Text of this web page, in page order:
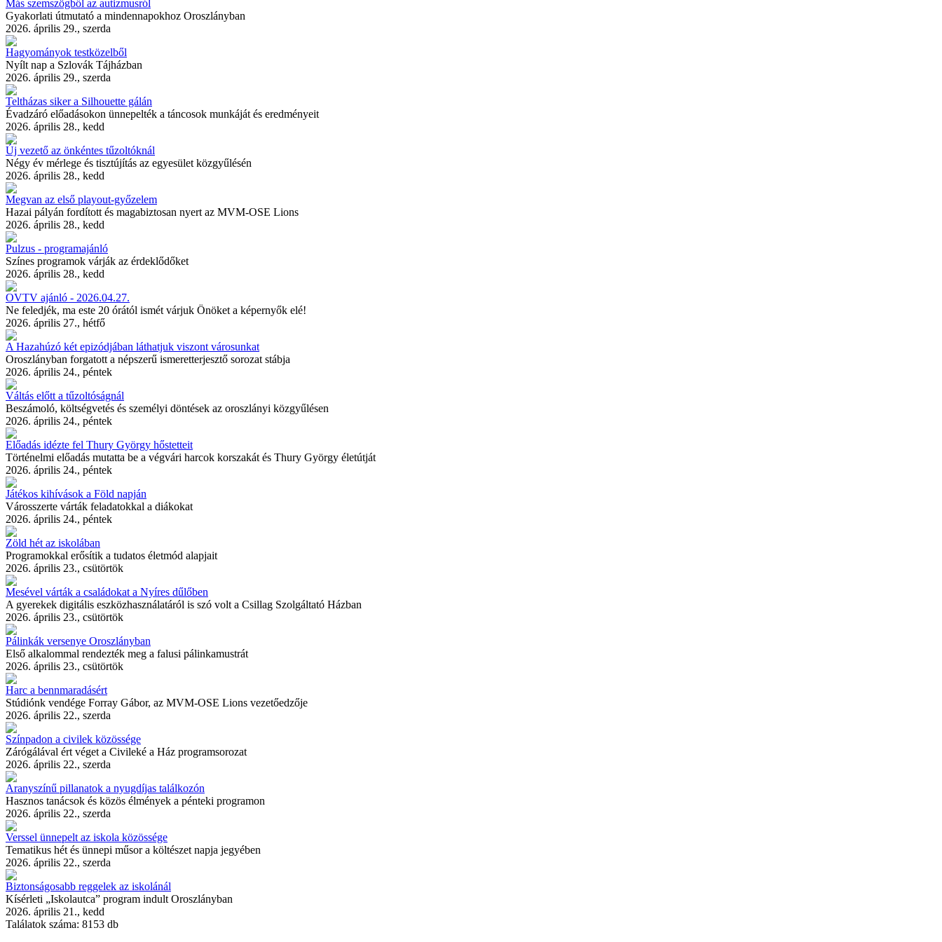
Más szemszögből az autizmusról
Gyakorlati útmutató a mindennapokhoz Oroszlányban
2026. április 29., szerda
Hagyományok testközelből
Nyílt nap a Szlovák Tájházban
2026. április 29., szerda
Teltházas siker a Silhouette gálán
Évadzáró előadásokon ünnepelték a táncosok munkáját és eredményeit
2026. április 28., kedd
Új vezető az önkéntes tűzoltóknál
Négy év mérlege és tisztújítás az egyesület közgyűlésén
2026. április 28., kedd
Megvan az első playout-győzelem
Hazai pályán fordított és magabiztosan nyert az MVM-OSE Lions
2026. április 28., kedd
Pulzus - programajánló
Színes programok várják az érdeklődőket
2026. április 28., kedd
OVTV ajánló - 2026.04.27.
Ne feledjék, ma este 20 órától ismét várjuk Önöket a képernyők elé!
2026. április 27., hétfő
A Hazahúzó két epizódjában láthatjuk viszont városunkat
Oroszlányban forgatott a népszerű ismeretterjesztő sorozat stábja
2026. április 24., péntek
Váltás előtt a tűzoltóságnál
Beszámoló, költségvetés és személyi döntések az oroszlányi közgyűlésen
2026. április 24., péntek
Előadás idézte fel Thury György hőstetteit
Történelmi előadás mutatta be a végvári harcok korszakát és Thury György életútját
2026. április 24., péntek
Játékos kihívások a Föld napján
Városszerte várták feladatokkal a diákokat
2026. április 24., péntek
Zöld hét az iskolában
Programokkal erősítik a tudatos életmód alapjait
2026. április 23., csütörtök
Mesével várták a családokat a Nyíres dűlőben
A gyerekek digitális eszközhasználatáról is szó volt a Csillag Szolgáltató Házban
2026. április 23., csütörtök
Pálinkák versenye Oroszlányban
Első alkalommal rendezték meg a falusi pálinkamustrát
2026. április 23., csütörtök
Harc a bennmaradásért
Stúdiónk vendége Forray Gábor, az MVM-OSE Lions vezetőedzője
2026. április 22., szerda
Színpadon a civilek közössége
Zárógálával ért véget a Civileké a Ház programsorozat
2026. április 22., szerda
Aranyszínű pillanatok a nyugdíjas találkozón
Hasznos tanácsok és közös élmények a pénteki programon
2026. április 22., szerda
Verssel ünnepelt az iskola közössége
Tematikus hét és ünnepi műsor a költészet napja jegyében
2026. április 22., szerda
Biztonságosabb reggelek az iskolánál
Kísérleti „Iskolautca” program indult Oroszlányban
2026. április 21., kedd
Találatok száma: 8153 db